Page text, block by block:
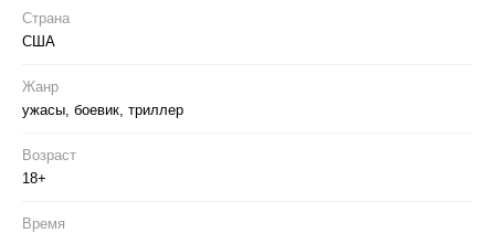
Страна
США
Жанр
ужасы, боевик, триллер
Возраст
18+
Время